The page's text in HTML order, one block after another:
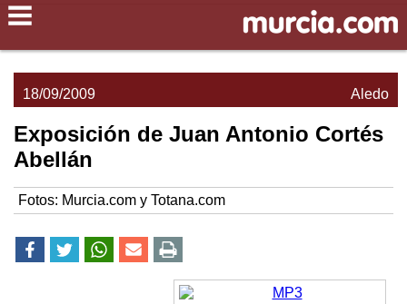
Aledo
18/09/2009
Exposición de Juan Antonio Cortés
Abellán
Fotos: Murcia.com y Totana.com